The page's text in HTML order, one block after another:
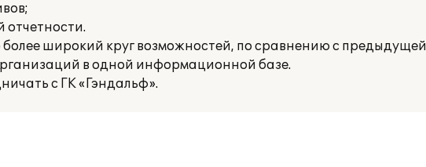
отчетности.
широкий круг возможностей, по сравнению с предыдущей
в одной информационной базе.
с ГК «Гэндальф».